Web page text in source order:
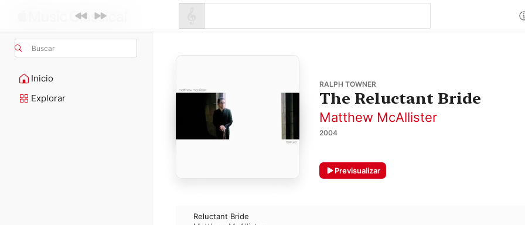
Buscar
Inicio
Explorar
RALPH TOWNER
The Reluctant Bride
Matthew McAllister
2004
Previsualizar
Reluctant Bride